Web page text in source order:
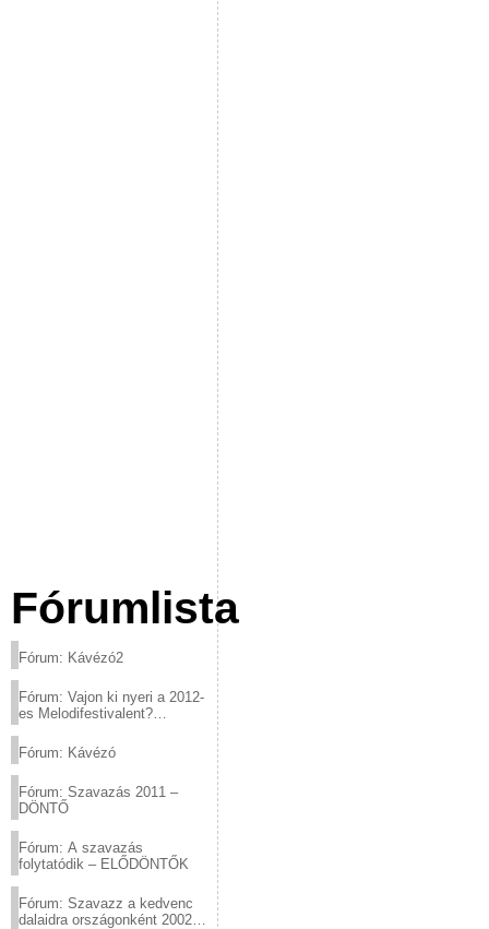
Fórumlista
Fórum: Kávézó2
Fórum: Vajon ki nyeri a 2012-
es Melodifestivalent?
Fórum: Kávézó
Fórum: Szavazás 2011 –
DÖNTŐ
Fórum: A szavazás
folytatódik – ELŐDÖNTŐK
Fórum: Szavazz a kedvenc
dalaidra országonként 2002